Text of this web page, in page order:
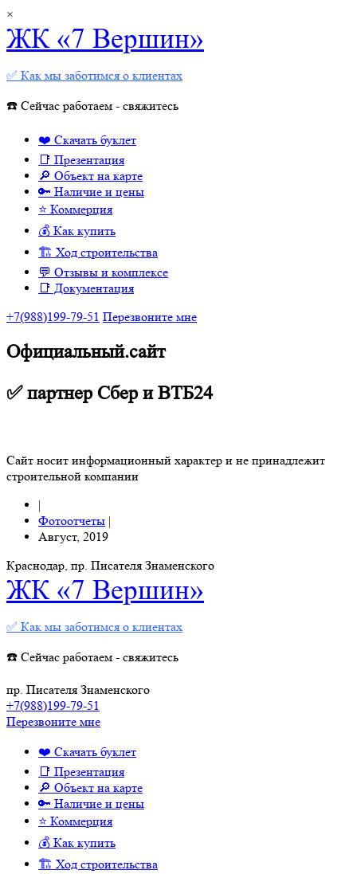
×
ЖК «7 Вершин»
✅ Как мы заботимся о клиентах
☎️ Сейчас работаем - свяжитесь
❤️ Скачать буклет
📑 Презентация
🔎 Объект на карте
🔑 Наличие и цены
⭐️ Коммерция
💰 Как купить
🏗 Ход строительства
💬 Отзывы и комплексе
📑 Документация
+7(988)199-79-51 Перезвоните мне
Официальный.сайт
✅ партнер Сбер и ВТБ24
Сайт носит информационный характер и не принадлежит
строительной компании
|
Фотоотчеты |
Август, 2019
Краснодар, пр. Писателя Знаменского
ЖК «7 Вершин»
✅ Как мы заботимся о клиентах
☎️ Сейчас работаем - свяжитесь
пр. Писателя Знаменского
+7(988)199-79-51
Перезвоните мне
❤️ Скачать буклет
📑 Презентация
🔎 Объект на карте
🔑 Наличие и цены
⭐️ Коммерция
💰 Как купить
🏗 Ход строительства